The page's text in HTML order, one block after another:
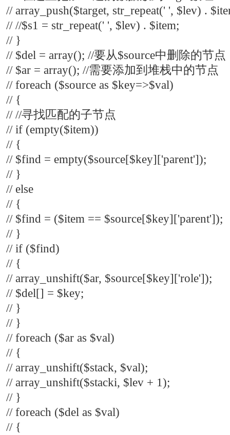
// array_push($target, str_repeat(' ', $lev) .
// //$s1 = str_repeat(' ', $lev) . $item;
// }
// $del = array(); //要从$source中删除的节点
// $ar = array(); //需要添加到堆栈中的节点
// foreach ($source as $key=>$val)
// {
// //寻找匹配的子节点
// if (empty($item))
// {
// $find = empty($source[$key]['parent']);
// }
// else
// {
// $find = ($item == $source[$key]['parent']);
// }
// if ($find)
// {
// array_unshift($ar, $source[$key]['role']);
// $del[] = $key;
// }
// }
// foreach ($ar as $val)
// {
// array_unshift($stack, $val);
// array_unshift($stacki, $lev + 1);
// }
// foreach ($del as $val)
// {